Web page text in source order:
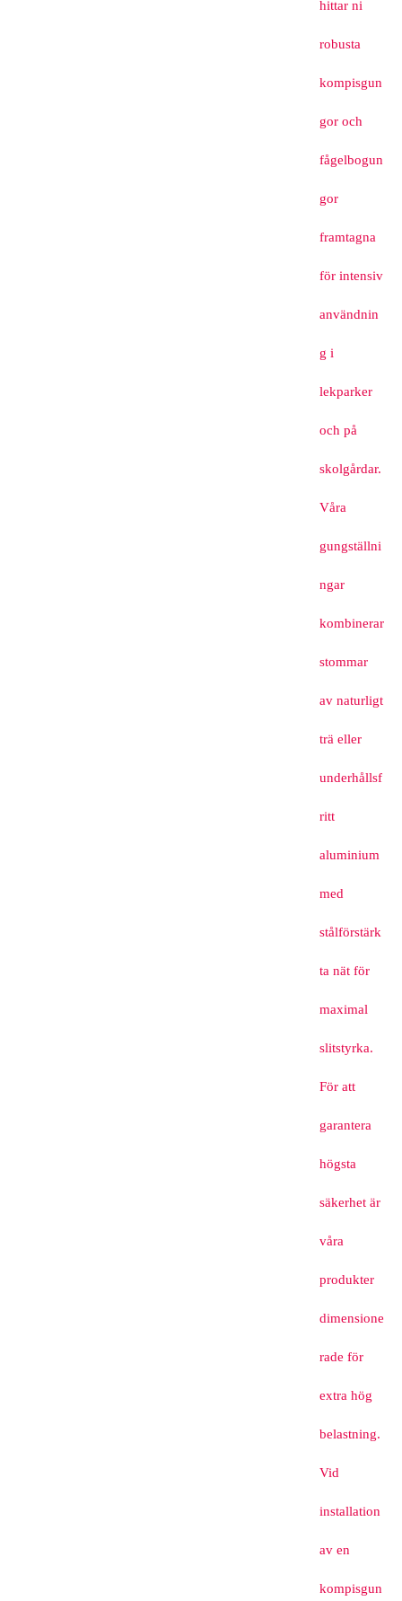
hittar ni
robusta
kompisgun
gor och
fågelbogun
gor
framtagna
för intensiv
användnin
g i
lekparker
och på
skolgårdar.
Våra
gungställni
ngar
kombinerar
stommar
av naturligt
trä eller
underhållsf
ritt
aluminium
med
stålförstärk
ta nät för
maximal
slitstyrka.
För att
garantera
högsta
säkerhet är
våra
produkter
dimensione
rade för
extra hög
belastning.
Vid
installation
av en
kompisgun